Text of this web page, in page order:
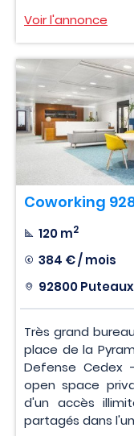
Voir l'annonce
Coworking
120 m2
384 € / mois
92800 Puteaux
Très grand
place de la
Defense Cedex
open space
d'un accès
partagés dans